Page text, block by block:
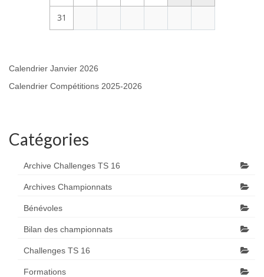
31
Calendrier Janvier 2026
Calendrier Compétitions 2025-2026
Catégories
Archive Challenges TS 16
Archives Championnats
Bénévoles
Bilan des championnats
Challenges TS 16
Formations